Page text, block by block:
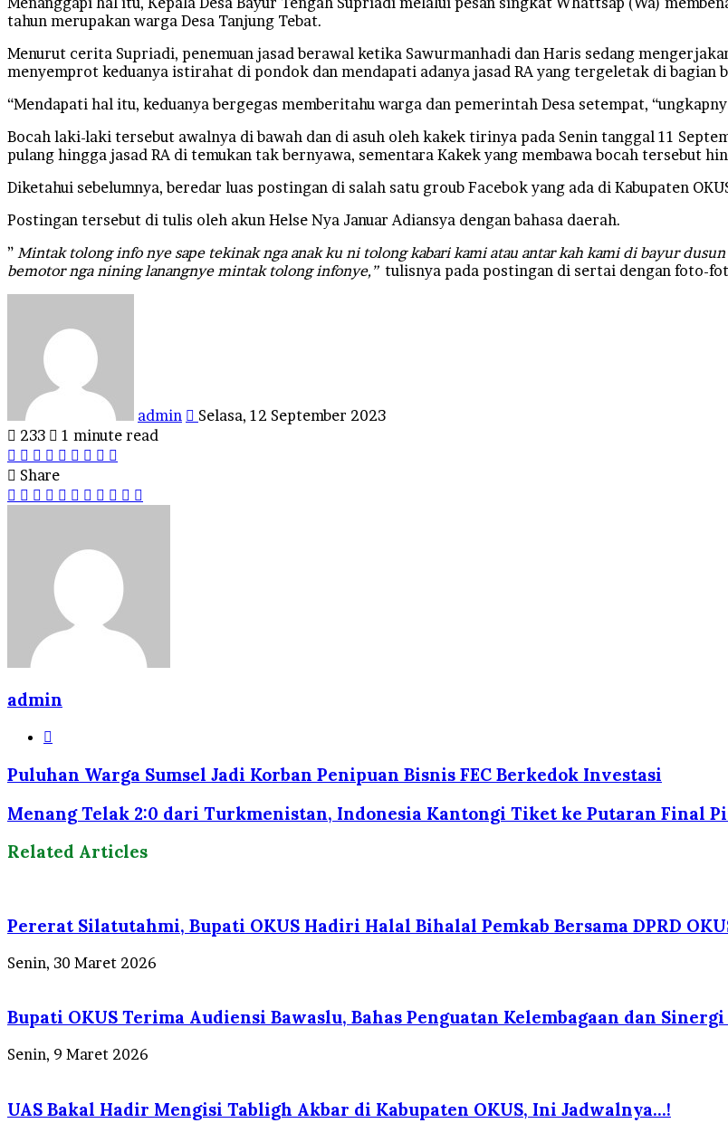
tahun merupakan warga Desa Tanjung Tebat.
Menurut cerita Supriadi, penemuan jasad berawal ketika Sawurmanhadi dan Haris sedang
menyemprot keduanya istirahat di pondok dan mendapati adanya jasad RA yang tergeletak di bagian
“Mendapati hal itu, keduanya bergegas memberitahu warga dan pemerintah Desa setempat,
Bocah laki-laki tersebut awalnya di bawah dan di asuh oleh kakek tirinya pada Senin tanggal 11
pulang hingga jasad RA di temukan tak bernyawa, sementara Kakek yang membawa bocah tersebut
Diketahui sebelumnya, beredar luas postingan di salah satu groub Facebok yang ada di Kabupaten
Postingan tersebut di tulis oleh akun Helse Nya Januar Adiansya dengan bahasa daerah.
” Mintak tolong info nye sape tekinak nga anak ku ni tolong kabari kami atau antar kah kami di bayur
bemotor nga nining lanangnye mintak tolong infonye,” tulisnya pada postingan di sertai dengan foto-
admin
Selasa, 12 September 2023
233
1 minute read
Facebook
Twitter
LinkedIn
Tumblr
Pinterest
Reddit
VKontakte
Odnoklassniki
Share
Facebook
Twitter
LinkedIn
Tumblr
Pinterest
Reddit
VKontakte
Odnoklassniki
Pocket
Share
via
admin
Puluhan Warga Sumsel Jadi Korban Penipuan Bisnis FEC Berkedok Investasi
Menang Telak 2:0 dari Turkmenistan, Indonesia Kantongi Tiket ke Putaran Final
Related Articles
Pererat Silatutahmi, Bupati OKUS Hadiri Halal Bihalal Pemkab Bersama DPRD
Senin, 30 Maret 2026
Bupati OKUS Terima Audiensi Bawaslu, Bahas Penguatan Kelembagaan dan
Senin, 9 Maret 2026
UAS Bakal Hadir Mengisi Tabligh Akbar di Kabupaten OKUS, Ini Jadwalnya…!